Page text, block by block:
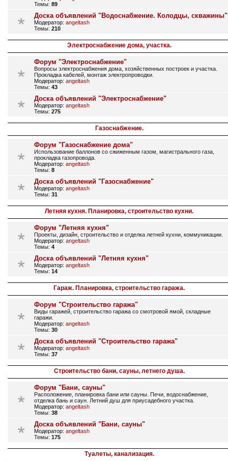
Темы: 89
Доска объявлений "Водоснабжение. Колодцы, скважины"
Модератор: angeltash
Темы: 210
Электроснабжение дома, участка.
Форум "Электроснабжение"
Вопросы электроснабжения дома, хозяйственных построек и участка.
Прокладка кабелей, монтаж электропроводки.
Модератор: angeltash
Темы: 43
Доска объявлений "Электроснабжение"
Модератор: angeltash
Темы: 275
Газоснабжение.
Форум "Газоснабжение дома"
Использование баллонов со сжиженным газом, магистрального газа,
прокладка газопровода.
Модератор: angeltash
Темы: 8
Доска объявлений "Газоснабжение"
Модератор: angeltash
Темы: 31
Летняя кухня. Планировка, строительство кухни.
Форум "Летняя кухня"
Проекты, дизайн, строительство и отделка летней кухни, коммуникации.
Модератор: angeltash
Темы: 4
Доска объявлений "Летняя кухня"
Модератор: angeltash
Темы: 14
Гараж. Планировка, строительство гаража.
Форум "Строительство гаража"
Виды гаражей, строительство гаража со смотровой ямой, складные
гаражи.
Модератор: angeltash
Темы: 30
Доска объявлений "Строительство гаража"
Модератор: angeltash
Темы: 37
Строительство бани, сауны, летнего душа.
Форум "Бани, сауны"
Расположение, планировка бани или сауны. Печи, водоснабжение,
отделка бань и саун. Летний душ для приусадебного участка.
Модератор: angeltash
Темы: 38
Доска объявлений "Бани, сауны"
Модератор: angeltash
Темы: 175
Туалеты, канализация.